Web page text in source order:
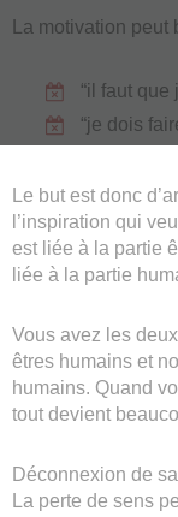
La motivation
“il faut que
“je dois
Le but est donc
l’inspiration qui
est liée à la partie
liée à la partie
Vous avez les
êtres humains et
humains. Quand
tout devient
Déconnexion de
La perte de sens